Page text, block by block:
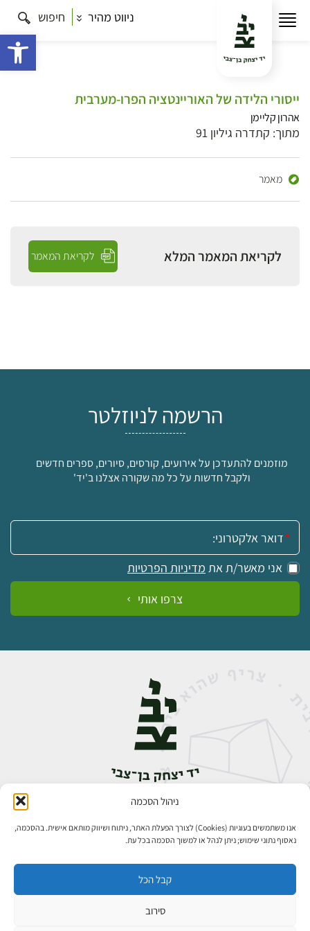
ניהול הסכמה
אנו משתמשים בעוגיות (Cookies) לצורך הפעלת האתר, ניתוח ושיווק מותאם אישית. בהסכמה,
נאסוף נתוני שימוש; ניתן לנהל או למשוך הסכמה בכל עת.
קבל הכל
סירוב
ניווט מהיר חיפוש
ייסורי הלידה של האוריינטציה הפרו-מערבית
אהרון קליימן
מתוך: קתדרה גיליון 91
מאמר
לקריאת המאמר המלא לקריאת המאמר
הרשמה לניוזלטר
מוזמנים להתעדכן על אירועים, קורסים, סיורים, ספרים חדשים
ולקבל חדשות על כל מה שקורה אצלנו ב'יד'
אימייל:
אני מאשר/ת את מדיניות הפרטיות
צרפו אותי
אבן גבירול 14, רחביה, ירושלים